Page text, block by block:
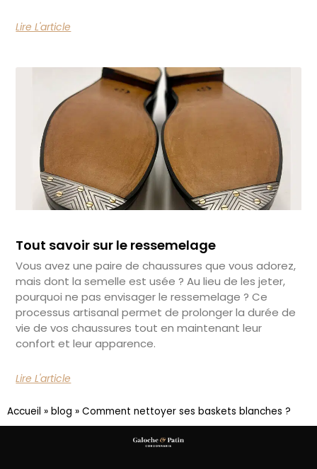
Lire L'article
Tout savoir sur le ressemelage
Vous avez une paire de chaussures que vous adorez,
mais dont la semelle est usée ? Au lieu de les jeter,
pourquoi ne pas envisager le ressemelage ? Ce
processus artisanal permet de prolonger la durée de
vie de vos chaussures tout en maintenant leur
confort et leur apparence.
Lire L'article
Accueil » blog » Comment nettoyer ses baskets blanches ?